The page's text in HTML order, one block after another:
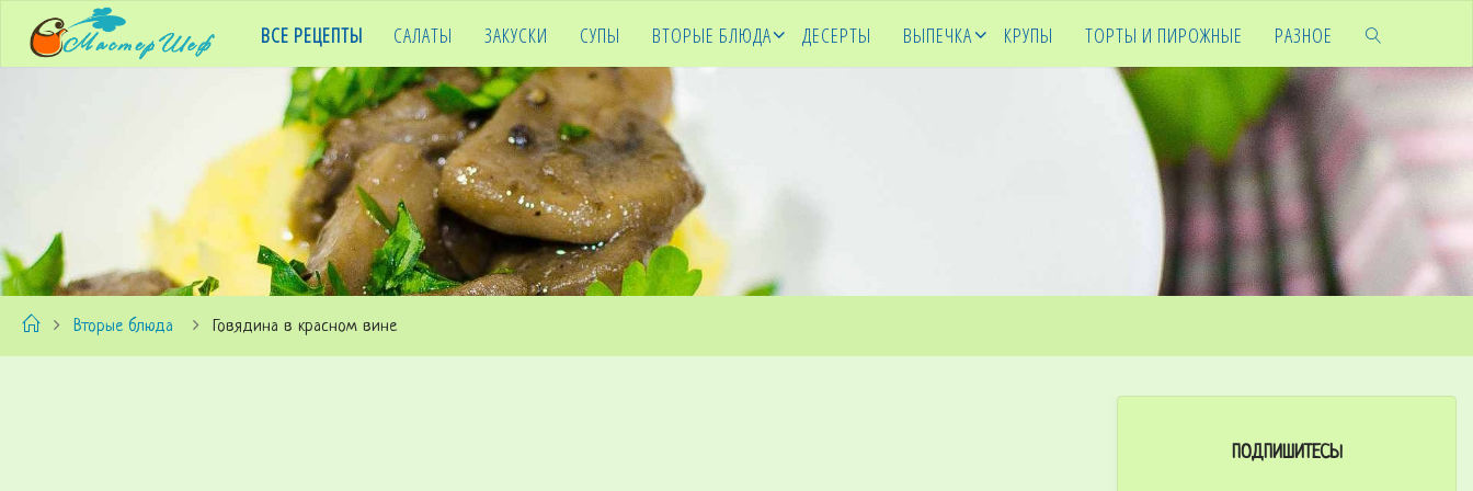
S
T
E
C
H
ВСЕ РЕЦЕПТЫ САЛАТЫ ЗАКУСКИ СУПЫ ВТОРЫЕ БЛЮДА ДЕСЕРТЫ ВЫПЕЧКА КРУПЫ ТОРТЫ И ПИРОЖНЫЕ РАЗНОЕ
Вторые блюда Говядина в красном вине
ПОДПИШИТЕСЬ!